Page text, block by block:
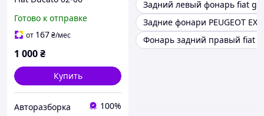
Готово к отправке
от 167₴/мес
1 000₴
Купить
Авторазборка 100%
Задний левый фонарь fiat
Задние фонари PEUGEOT
Фонарь задний правый fiat